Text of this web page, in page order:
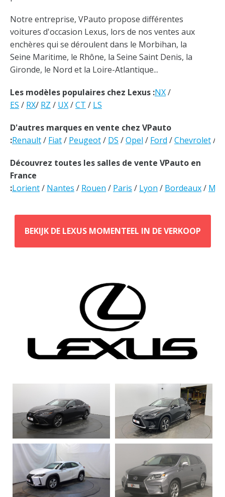
Notre entreprise, VPauto propose différentes
voitures d'occasion Lexus, lors de nos ventes aux
enchères qui se déroulent dans le Morbihan, la
Seine Maritime, le Rhône, la Seine Saint Denis, la
Gironde, le Nord et la Loire-Atlantique...
Les modèles populaires chez Lexus :NX/
ES / RX/ RZ / UX/CT / LS
D'autres marques en vente chez VPauto
:Renault/ Fiat/ Peugeot/ DS /Opel / Ford /Chevrolet/
Découvrez toutes les salles de vente VPauto en
France
:Lorient/ Nantes / Rouen / Paris / Lyon / Bordeaux/
BEKIJK DE LEXUS MOMENTEEL IN DE VERKOOP